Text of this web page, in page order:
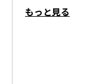
燕市
もっと見る